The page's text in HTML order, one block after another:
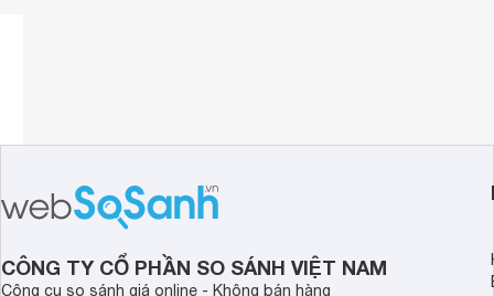
CÔNG TY CỔ PHẦN SO SÁNH VIỆT NAM
Công cụ so sánh giá online - Không bán hàng